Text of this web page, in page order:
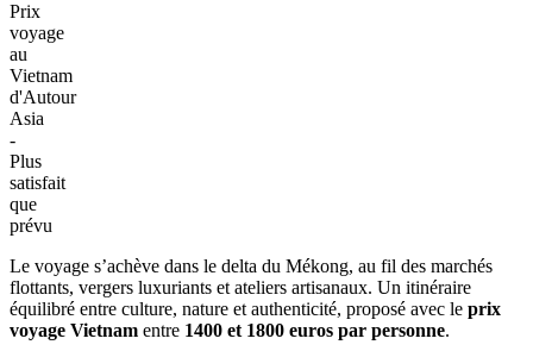
Prix
voyage
au
Vietnam
d'Autour
Asia
-
Plus
satisfait
que
prévu
Le voyage s’achève dans le delta du Mékong, au fil des marchés
flottants, vergers luxuriants et ateliers artisanaux. Un itinéraire
équilibré entre culture, nature et authenticité, proposé avec le prix
voyage Vietnam entre 1400 et 1800 euros par personne.